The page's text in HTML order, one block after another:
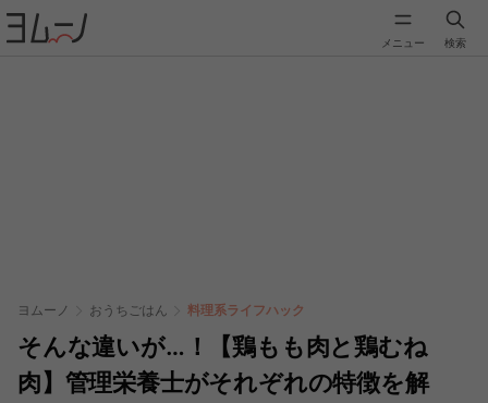
メニュー 検索
ヨムーノ おうちごはん 料理系ライフハック
そんな違いが…！【鶏もも肉と鶏むね
肉】管理栄養士がそれぞれの特徴を解